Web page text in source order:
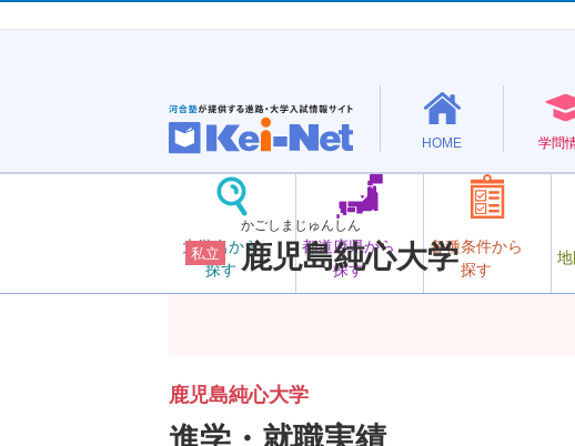
HOME 学問
大学名から
探す
都道府県から
探す
各種条件から
探す
私立
かごしまじゅんしん
鹿児島純心大学
鹿児島純心大学
進学・就職実績